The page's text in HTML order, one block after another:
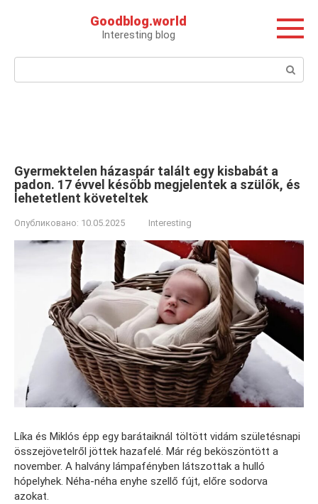
Goodblog.world
Interesting blog
Поиск:
Gyermektelen házaspár talált egy kisbabát a
padon. 17 évvel később megjelentek a szülők, és
lehetetlent követeltek
Опубликовано: 10.05.2025 Interesting
Líka és Miklós épp egy barátaiknál töltött vidám születésnapi
összejövetelről jöttek hazafelé. Már rég beköszöntött a
november. A halvány lámpafényben látszottak a hulló
hópelyhek. Néha-néha enyhe szellő fújt, előre sodorva
azokat.